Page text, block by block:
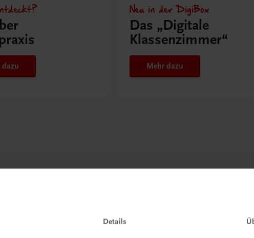
Details
dazu
Neu in der DigiBox
Das „Digitale
Klassenzimmer“
Mehr dazu